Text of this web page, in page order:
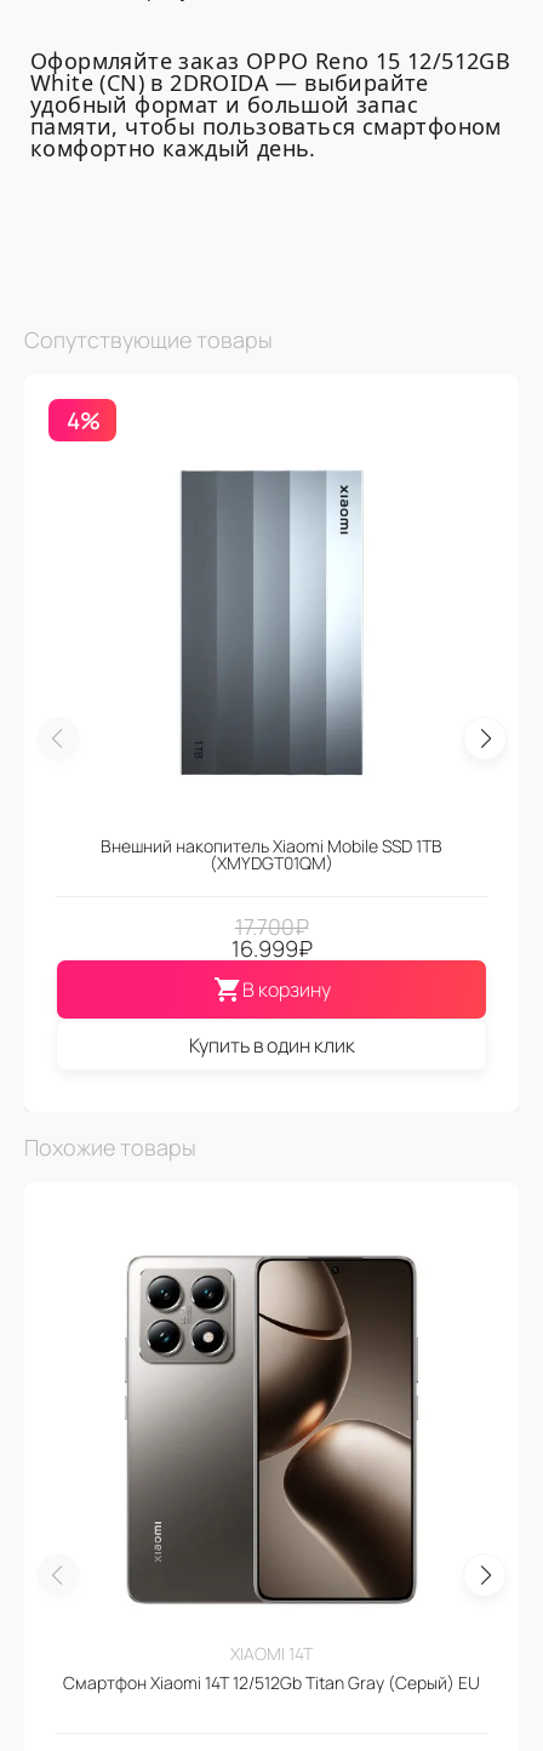
Оформляйте заказ OPPO Reno 15 12/512GB
White (CN) в 2DROIDA — выбирайте
удобный формат и большой запас
памяти, чтобы пользоваться смартфоном
комфортно каждый день.
Сопутствующие товары
4%
Внешний накопитель Xiaomi Mobile SSD 1TB
(XMYDGT01QM)
17.700₽
16.999₽
В корзину
Купить в один клик
Похожие товары
XIAOMI 14T
Смартфон Xiaomi 14T 12/512Gb Titan Gray (Серый) EU